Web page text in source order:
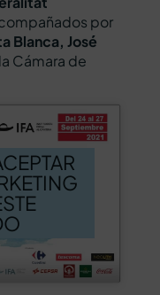
por
Blanca, José
Cámara de